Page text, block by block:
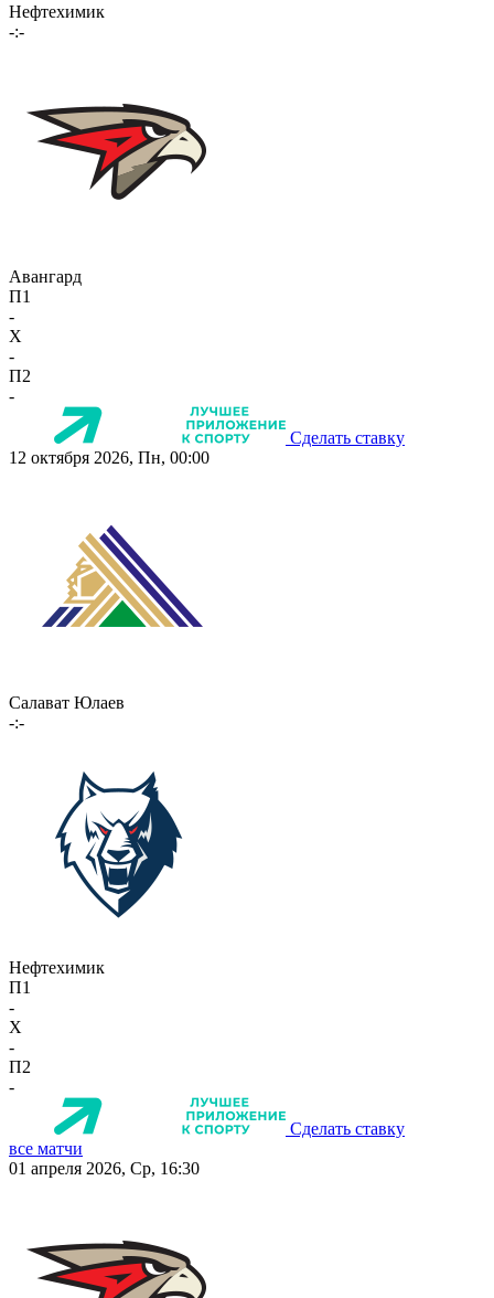
Нефтехимик
-:-
Авангард
П1
-
X
-
П2
-
Сделать ставку
12 октября 2026, Пн, 00:00
Салават Юлаев
-:-
Нефтехимик
П1
-
X
-
П2
-
Сделать ставку
все матчи
01 апреля 2026, Ср, 16:30